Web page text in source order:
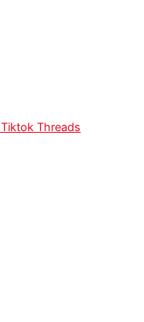
Tiktok Threads